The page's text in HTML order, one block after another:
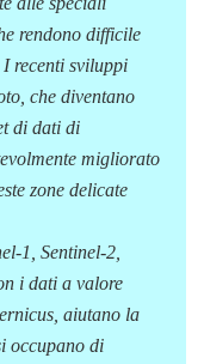
rendono difficile
recenti sviluppi
che diventano
di dati di
migliorato
zone delicate
1, Sentinel-2,
i dati a valore
aiutano la
occupano di